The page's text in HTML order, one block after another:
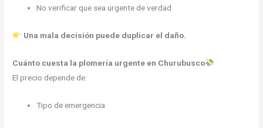
No verificar que sea urgente de verdad
Una mala decisión puede duplicar el daño.
Cuánto cuesta la plomería urgente en Churubusco
El precio depende de:
Tipo de emergencia